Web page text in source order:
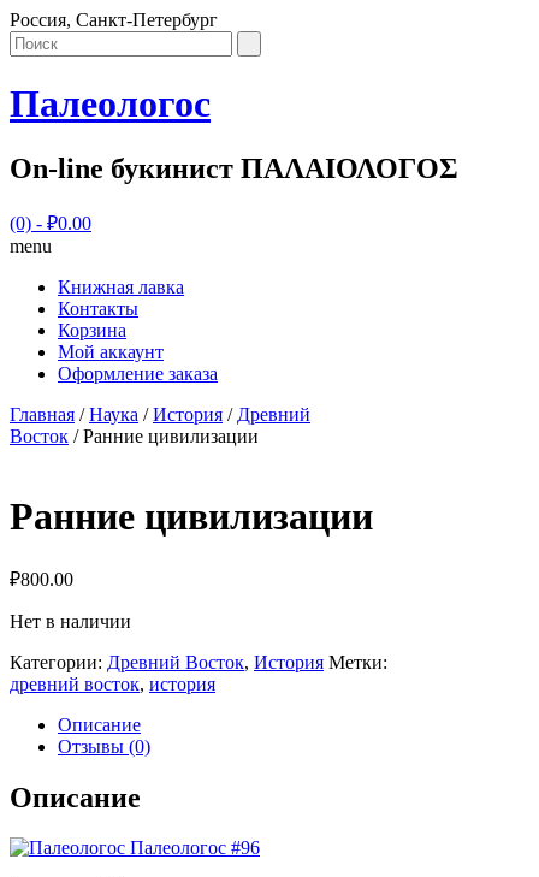
Россия, Санкт-Петербург
Палеологос
On-line букинист ΠΑΛΑΙΟΛΟΓΟΣ
(0) - ₽0.00
menu
Книжная лавка
Контакты
Корзина
Мой аккаунт
Оформление заказа
Главная /Наука /История / Древний
Восток / Ранние цивилизации
Ранние цивилизации
₽800.00
Нет в наличии
Категории: Древний Восток, История Метки:
древний восток, история
Описание
Отзывы (0)
Описание